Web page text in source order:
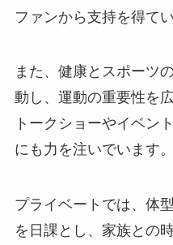
ファンから支持を得てい
また、健康とスポーツ
動し、運動の重要性を
トークショーやイベン
にも力を注いでいます。
プライベートでは、体
を日課とし、家族との